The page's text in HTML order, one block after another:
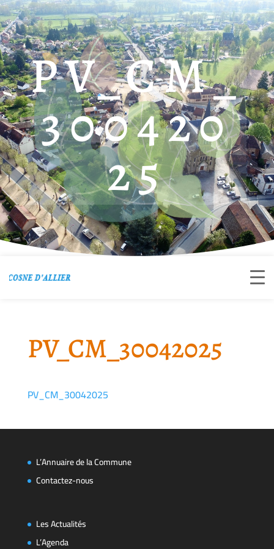
PV_CM_
300420
25
PV_CM_30042025
PV_CM_30042025
L’Annuaire de la Commune
Contactez-nous
Les Actualités
L’Agenda